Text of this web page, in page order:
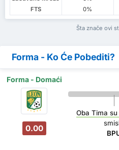
FTS
0%
Šta znače ovi
Forma - Ko Će Pobediti?
Forma - Domaći
0.00
Oba Tima